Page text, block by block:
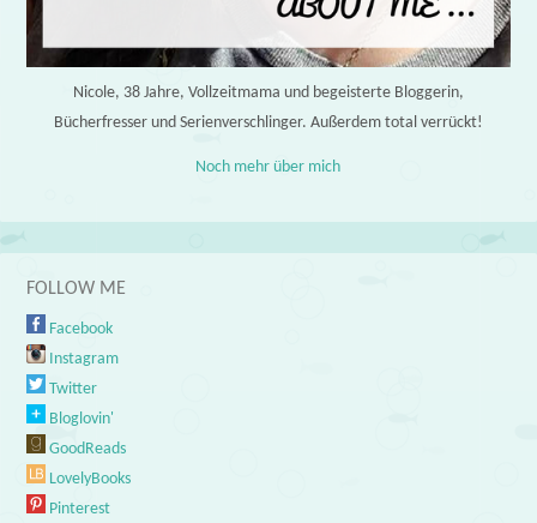
Nicole, 38 Jahre, Vollzeitmama und begeisterte Bloggerin,
Bücherfresser und Serienverschlinger. Außerdem total verrückt!
Noch mehr über mich
FOLLOW ME
Facebook
Instagram
Twitter
Bloglovin'
GoodReads
LovelyBooks
Pinterest